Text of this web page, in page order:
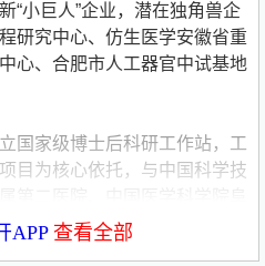
“小巨人”企业，潜在独角兽企
研究中心、仿生医学安徽省重
心、合肥市人工器官中试基地
国家级博士后科研工作站，工
目为核心依托，与中国科学技
和医院、复旦大学附属中山医
APP查看全部